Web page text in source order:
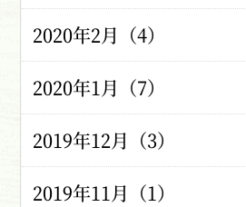
2020年2月（4）
2020年1月（7）
2019年12月（3）
2019年11月（1）